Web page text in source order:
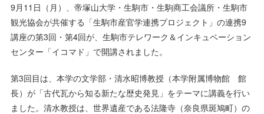
English 資料請求 お問い合わせ
9月11日（月）、帝塚山大学・生駒市・生駒商工会議所・生駒市
観光協会が共催する「生駒市産官学連携プロジェクト」の連携9
講座の第3回・第4回が、生駒市テレワーク＆インキュベーション
センター「イコマド」で開講されました。
第3回目は、本学の文学部・清水昭博教授（本学附属博物館 館
長）が「古代瓦から知る新たな歴史発見」をテーマに講義を行い
ました。清水教授は、世界遺産である法隆寺（奈良県斑鳩町）の